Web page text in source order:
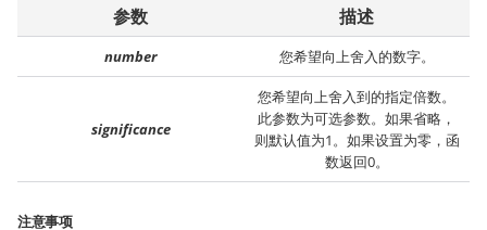
参数 描述
number 您希望向上舍入的数字。
significance
您希望向上舍入到的指定倍数。
此参数为可选参数。如果省略，
则默认值为1。如果设置为零，函
数返回0。
注意事项